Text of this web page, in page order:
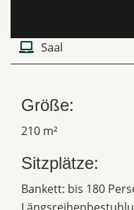
Saal
Größe:
210 m²
Sitzplätze:
Bankett: bis 180